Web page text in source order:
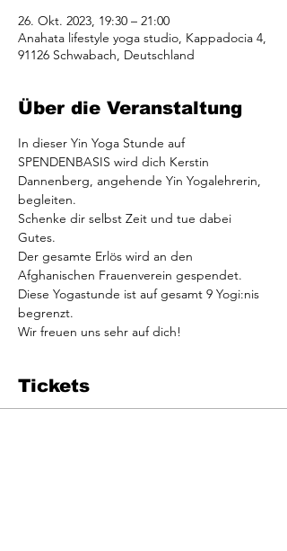
26. Okt. 2023, 19:30 – 21:00
Anahata lifestyle yoga studio, Kappadocia 4,
91126 Schwabach, Deutschland
Über die Veranstaltung
In dieser Yin Yoga Stunde auf
SPENDENBASIS wird dich Kerstin
Dannenberg, angehende Yin Yogalehrerin,
begleiten.
Schenke dir selbst Zeit und tue dabei
Gutes.
Der gesamte Erlös wird an den
Afghanischen Frauenverein gespendet.
Diese Yogastunde ist auf gesamt 9 Yogi:nis
begrenzt.
Wir freuen uns sehr auf dich!
Tickets